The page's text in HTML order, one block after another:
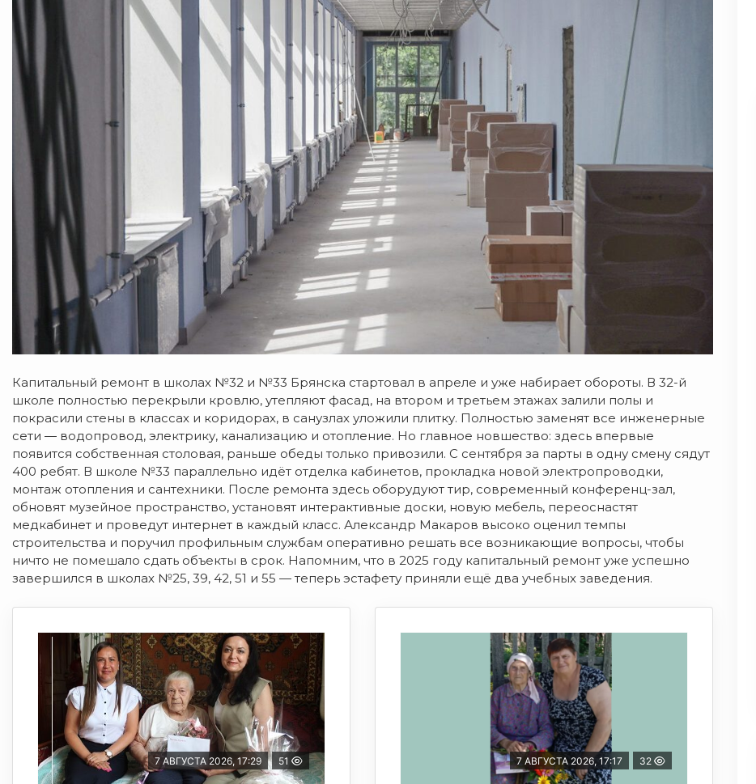
Капитальный ремонт в школах №32 и №33 Брянска стартовал в апреле и уже набирает обороты. В 32-й
школе полностью перекрыли кровлю, утепляют фасад, на втором и третьем этажах залили полы и
покрасили стены в классах и коридорах, в санузлах уложили плитку. Полностью заменят все инженерные
сети — водопровод, электрику, канализацию и отопление. Но главное новшество: здесь впервые
появится собственная столовая, раньше обеды только привозили. С сентября за парты в одну смену сядут
400 ребят. В школе №33 параллельно идёт отделка кабинетов, прокладка новой электропроводки,
монтаж отопления и сантехники. После ремонта здесь оборудуют тир, современный конференц-зал,
обновят музейное пространство, установят интерактивные доски, новую мебель, переоснастят
медкабинет и проведут интернет в каждый класс. Александр Макаров высоко оценил темпы
строительства и поручил профильным службам оперативно решать все возникающие вопросы, чтобы
ничто не помешало сдать объекты в срок. Напомним, что в 2025 году капитальный ремонт уже успешно
завершился в школах №25, 39, 42, 51 и 55 — теперь эстафету приняли ещё два учебных заведения.
7 АВГУСТА 2026, 17:29 51 7 АВГУСТА 2026, 17:17 32